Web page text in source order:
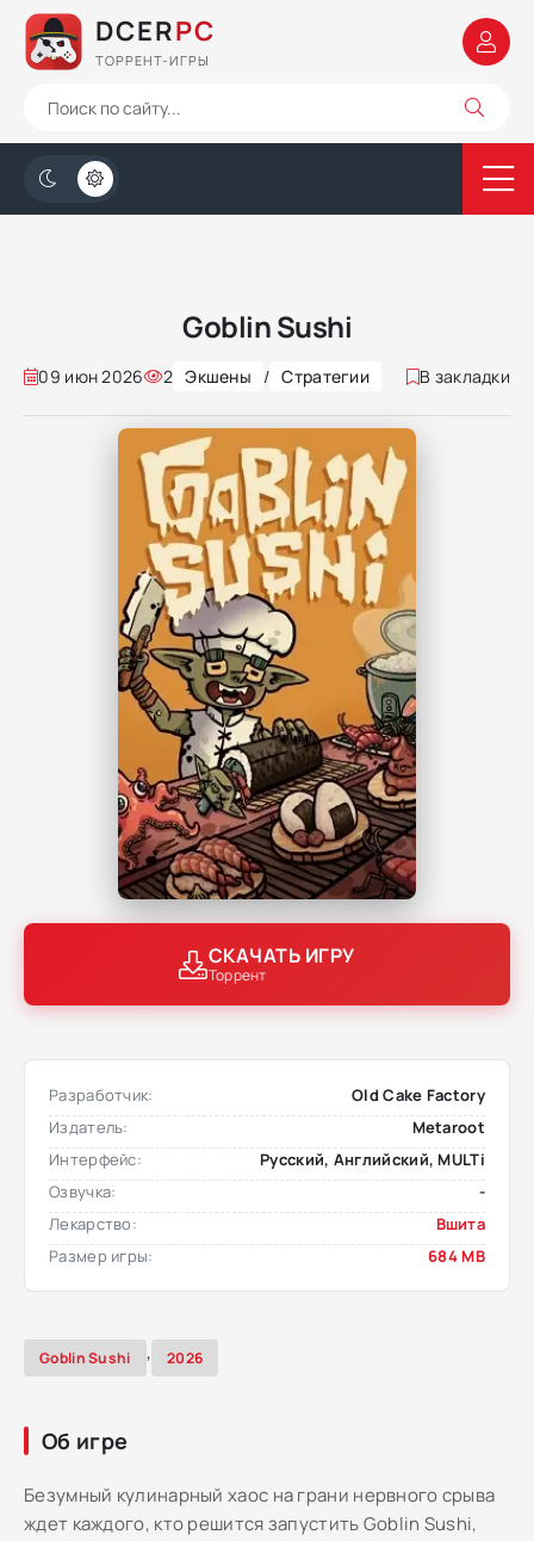
DCERPC
ТОРРЕНТ-ИГРЫ
Goblin Sushi
09 июн 2026 2 Экшены / Стратегии В закладки
СКАЧАТЬ ИГРУ
Торрент
Разработчик:
Old Cake Factory
Издатель:
Metaroot
Интерфейс:
Русский, Английский, MULTi
Озвучка:
-
Лекарство:
Вшита
Размер игры:
684 MB
Goblin Sushi , 2026
Об игре
Безумный кулинарный хаос на грани нервного срыва
ждет каждого, кто решится запустить Goblin Sushi,